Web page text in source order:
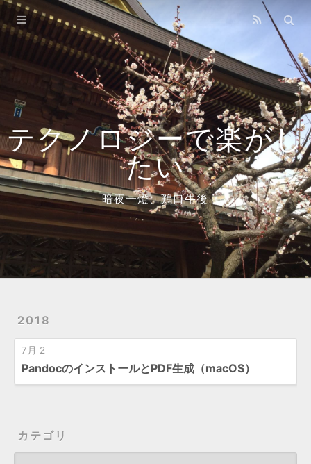
テクノロジーで楽がし
たい
暗夜一燈、鶏口牛後
2018
7月 2
PandocのインストールとPDF生成（macOS）
カテゴリ
Home
Archives
Books